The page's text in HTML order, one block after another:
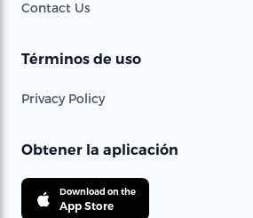
Contact Us
Términos de uso
Privacy Policy
Obtener la aplicación
Download on the
App Store